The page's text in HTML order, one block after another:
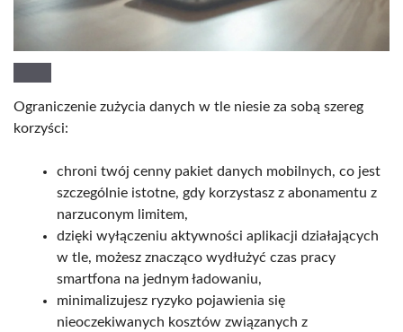
Ograniczenie zużycia danych w tle niesie za sobą szereg
korzyści:
chroni twój cenny pakiet danych mobilnych, co jest
szczególnie istotne, gdy korzystasz z abonamentu z
narzuconym limitem,
dzięki wyłączeniu aktywności aplikacji działających
w tle, możesz znacząco wydłużyć czas pracy
smartfona na jednym ładowaniu,
minimalizujesz ryzyko pojawienia się
nieoczekiwanych kosztów związanych z